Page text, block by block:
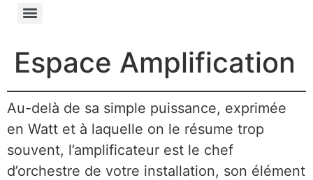
Espace Amplification
Au-delà de sa simple puissance, exprimée
en Watt et à laquelle on le résume trop
souvent, l’amplificateur est le chef
d’orchestre de votre installation, son élément